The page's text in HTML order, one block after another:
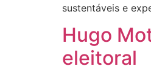
sustentáveis e
Hugo
eleitoral